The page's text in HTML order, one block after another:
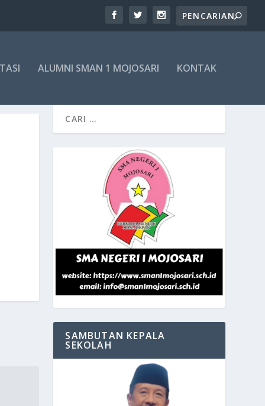
ALUMNI SMAN 1 MOJOSARI KONTAK
SAMBUTAN KEPALA
SEKOLAH